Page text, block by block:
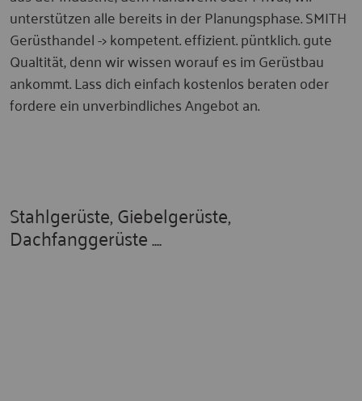
unterstützen alle bereits in der Planungsphase. SMITH
Gerüsthandel -> kompetent. effizient. püntklich. gute
Qualtität, denn wir wissen worauf es im Gerüstbau
ankommt. Lass dich einfach kostenlos beraten oder
fordere ein unverbindliches Angebot an.
Stahlgerüste, Giebelgerüste,
Dachfanggerüste ....